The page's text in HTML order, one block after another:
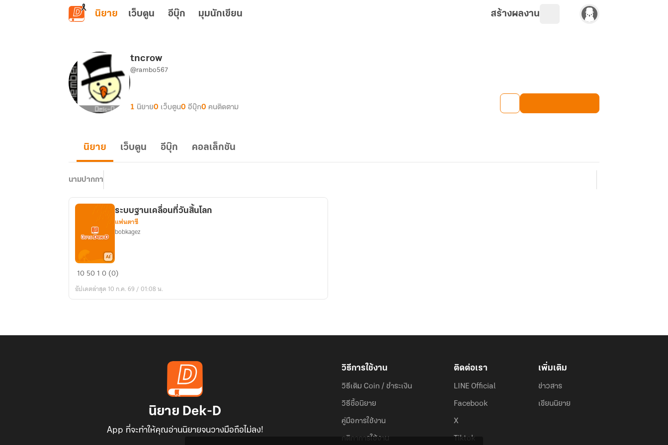
ข้ามไปยังเนื้อหาหลัก
นิยาย เว็บตูน อีบุ๊ก มุมนักเขียน สร้างผลงาน
tncrow
@rambo567
1 นิยาย0 เว็บตูน0 อีบุ๊ก0 คนติดตาม
นิยาย เว็บตูน อีบุ๊ก คอลเล็กชัน
นามปากกา
ระบบ
เคลื่อนที่
ระบบฐานเคลื่อนที่วันสิ้นโลก
แฟนตาซี
bobkagez
105010 (0)
อัปเดตล่าสุด 10 ก.ค. 69 / 01:08 น.
นิยาย Dek-D
App ที่จะทำให้คุณอ่านนิยายจนวางมือถือไม่ลง!
วิธีการใช้งาน
วิธีเติม Coin / ชำระเงิน
วิธีซื้อนิยาย
คู่มือการใช้งาน
กติกาการใช้งาน
ติดต่อเรา
LINE Official
Facebook
X
Tiktok
เพิ่มเติม
ข่าวสาร
เขียนนิยาย